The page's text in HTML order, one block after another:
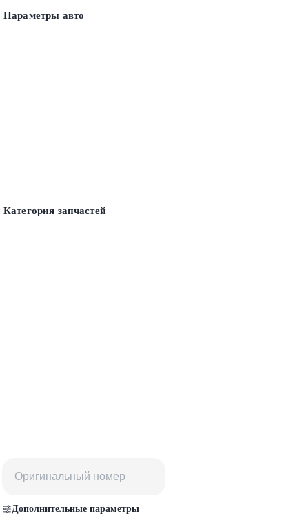
Параметры авто
Категория запчастей
Дополнительные параметры